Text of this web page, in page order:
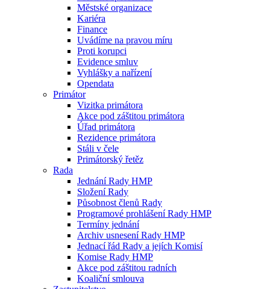
Městské organizace
Kariéra
Finance
Uvádíme na pravou míru
Proti korupci
Evidence smluv
Vyhlášky a nařízení
Opendata
Primátor
Vizitka primátora
Akce pod záštitou primátora
Úřad primátora
Rezidence primátora
Stáli v čele
Primátorský řetěz
Rada
Jednání Rady HMP
Složení Rady
Působnost členů Rady
Programové prohlášení Rady HMP
Termíny jednání
Archiv usnesení Rady HMP
Jednací řád Rady a jejích Komisí
Komise Rady HMP
Akce pod záštitou radních
Koaliční smlouva